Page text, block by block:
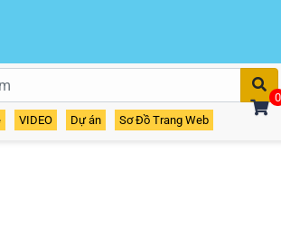
VIDEO Dự án Sơ Đồ Trang Web
0